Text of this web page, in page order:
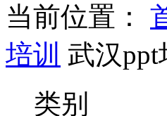
当前位置：
培训 武汉ppt
类别